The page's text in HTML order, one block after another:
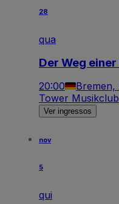
28
qua
Der Weg
20:00 Bremen,
Tower Musikclub
Ver ingressos
nov
5
qui